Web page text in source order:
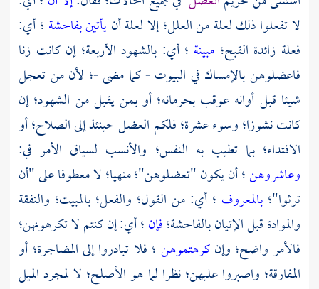
لا تفعلوا ذلك لعلة من العلل؛ إلا لعلة أنيأتين بفاحشة ؛ أي:
فعلة زائدة القبح؛ مبينة ؛ أي: بالشهود الأربعة؛ إن كانت زنا
فاعضلوهن بالإمساك في البيوت - كما مضى -؛ لأن من تعجل
شيئا قبل أوانه عوقب بحرمانه؛ أو بمن يقبل من الشهود؛ إن
كانت نشوزا؛ وسوء عشرة؛ فلكم العضل حينئذ إلى الصلاح؛ أو
الافتداء؛ بما تطيب به النفس؛ والأنسب لسياق الأمر في:
وعاشروهن؛ أن يكون "تعضلوهن"؛ منهيا؛ لا معطوفا على "أن
ترثوا"؛بالمعروف ؛ أي: من القول؛ والفعل؛ بالمبيت؛ والنفقة
والموادة قبل الإتيان بالفاحشة؛فإن؛ أي: إن كنتم لا تكرهونهن؛
فالأمر واضح؛ وإنكرهتموهن ؛ فلا تبادروا إلى المضاجرة؛ أو
المفارقة؛ واصبروا عليهن؛ نظرا لما هو الأصلح؛ لا لمجرد الميل